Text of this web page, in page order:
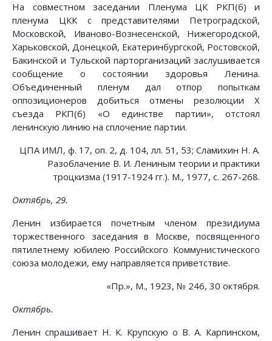
На совместном заседании Пленума ЦК РКП(б) и
пленума ЦКК с представителями Петроградской,
Московской, Иваново-Вознесенской, Нижегородской,
Харьковской, Донецкой, Екатеринбургской, Ростовской,
Бакинской и Тульской парторганизаций заслушивается
сообщение о состоянии здоровья Ленина.
Объединенный пленум дал отпор попыткам
оппозиционеров добиться отмены резолюции X
съезда РКП(б) «О единстве партии», отстоял
ленинскую линию на сплочение партии.
ЦПА ИМЛ, ф. 17, оп. 2, д. 104, лл. 51, 53; Сламихин Н. А.
Разоблачение В. И. Лениным теории и практики
троцкизма (1917-1924 гг.). М., 1977, с. 267-268.
Октябрь, 29.
Ленин избирается почетным членом президиума
торжественного заседания в Москве, посвященного
пятилетнему юбилею Российского Коммунистического
союза молодежи, ему направляется приветствие.
«Пр.», М., 1923, № 246, 30 октября.
Октябрь.
Ленин спрашивает Н. К. Крупскую о В. А. Карпинском,